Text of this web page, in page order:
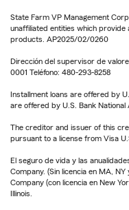
State Farm VP Management
unaffiliated entities which
products. AP2025/02/0260
Dirección del supervisor de
0001 Teléfono: 480-293-8258
Installment loans are offered by
are offered by U.S. Bank National
The creditor and issuer of this
pursuant to a license from Visa
El seguro de vida y las
Company. (Sin licencia en MA,
Company (con licencia en New
Illinois.